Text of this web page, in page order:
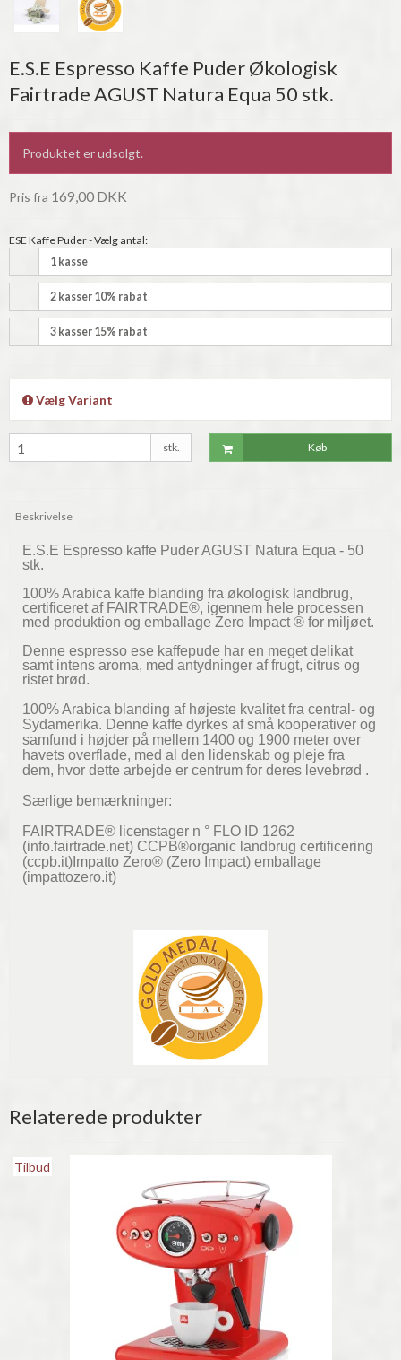
E.S.E Espresso Kaffe Puder Økologisk
Fairtrade AGUST Natura Equa 50 stk.
Produktet er udsolgt.
Pris fra 169,00 DKK
ESE Kaffe Puder - Vælg antal:
1 kasse
2 kasser 10% rabat
3 kasser 15% rabat
Vælg Variant
stk. Køb
Beskrivelse
E.S.E Espresso kaffe Puder AGUST Natura Equa - 50
stk.
100% Arabica kaffe blanding fra økologisk landbrug,
certificeret af FAIRTRADE®, igennem hele processen
med produktion og emballage Zero Impact ® for miljøet.
Denne espresso ese kaffepude har en meget delikat
samt intens aroma, med antydninger af frugt, citrus og
ristet brød.
100% Arabica blanding af højeste kvalitet fra central- og
Sydamerika. Denne kaffe dyrkes af små kooperativer og
samfund i højder på mellem 1400 og 1900 meter over
havets overflade, med al den lidenskab og pleje fra
dem, hvor dette arbejde er centrum for deres levebrød .
Særlige bemærkninger:
FAIRTRADE® licenstager n ° FLO ID 1262
(info.fairtrade.net) CCPB®organic landbrug certificering
(ccpb.it)Impatto Zero® (Zero Impact) emballage
(impattozero.it)
Relaterede produkter
Tilbud